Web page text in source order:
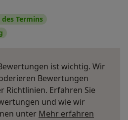
Termins
ist wichtig. Wir
Bewertungen
Richtlinien. Erfahren Sie
und wie wir
unter Mehr erfahren